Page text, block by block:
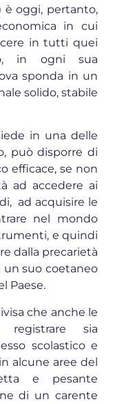
è oggi, pertanto,
in cui
in tutti quei
in ogni sua
sponda in un
solido, stabile
in una delle
può disporre di
efficace, se non
ad accedere ai
ad acquisire le
nel mondo
e quindi
dalla precarietà
un suo coetaneo
Paese.
che anche le
registrare sia
scolastico e
alcune aree del
e pesante
di un carente